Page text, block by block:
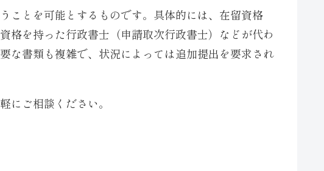
ことを可能とするものです。具体的には、在留資格
格を持った行政書士（申請取次行政書士）などが代わ
な書類も複雑で、状況によっては追加提出を要求され
にご相談ください。